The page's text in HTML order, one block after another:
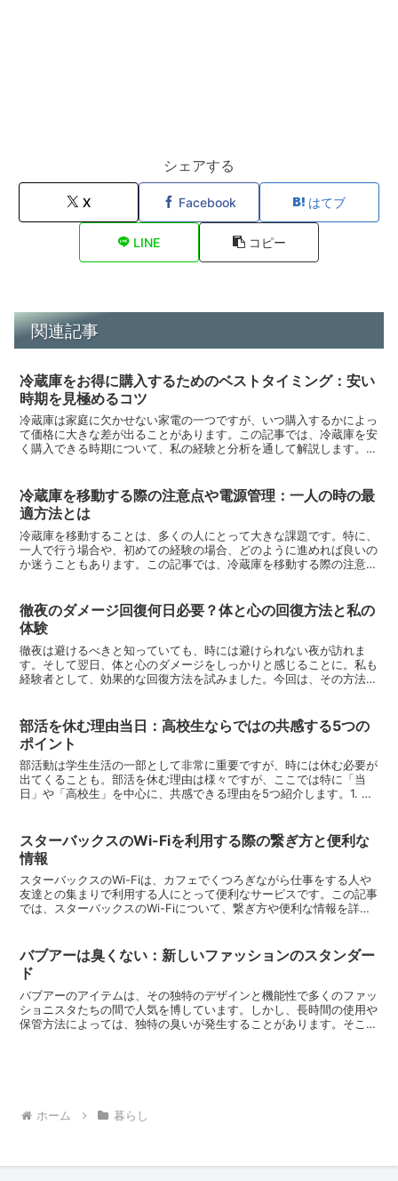
シェアする
X Facebook はてブ
LINE コピー
関連記事
冷蔵庫をお得に購入するためのベストタイミング：安い
時期を見極めるコツ
冷蔵庫は家庭に欠かせない家電の一つですが、いつ購入するかによっ
て価格に大きな差が出ることがあります。この記事では、冷蔵庫を安
く購入できる時期について、私の経験と分析を通して解説します。こ
冷蔵庫を移動する際の注意点や電源管理：一人の時の最
適方法とは
冷蔵庫を移動することは、多くの人にとって大きな課題です。特に、
一人で行う場合や、初めての経験の場合、どのように進めれば良いの
か迷うこともあります。この記事では、冷蔵庫を移動する際の注意点
徹夜のダメージ回復何日必要？体と心の回復方法と私の
体験
徹夜は避けるべきと知っていても、時には避けられない夜が訪れま
す。そして翌日、体と心のダメージをしっかりと感じることに。私も
経験者として、効果的な回復方法を試みました。今回は、その方法と
部活を休む理由当日：高校生ならではの共感する5つの
ポイント
部活動は学生生活の一部として非常に重要ですが、時には休む必要が
出てくることも。部活を休む理由は様々ですが、ここでは特に「当
日」や「高校生」を中心に、共感できる理由を5つ紹介します。1. 体
スターバックスのWi-Fiを利用する際の繋ぎ方と便利な
情報
スターバックスのWi-Fiは、カフェでくつろぎながら仕事をする人や
友達との集まりで利用する人にとって便利なサービスです。この記事
では、スターバックスのWi-Fiについて、繋ぎ方や便利な情報を詳し
バブアーは臭くない：新しいファッションのスタンダー
ド
バブアーのアイテムは、その独特のデザインと機能性で多くのファッ
ショニスタたちの間で人気を博しています。しかし、長時間の使用や
保管方法によっては、独特の臭いが発生することがあります。そこ
ホーム 暮らし